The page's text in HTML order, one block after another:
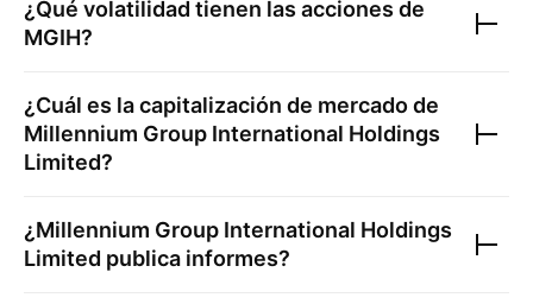
¿Qué volatilidad tienen las acciones de
MGIH?
¿Cuál es la capitalización de mercado de
Millennium Group International Holdings
Limited?
¿Millennium Group International Holdings
Limited publica informes?